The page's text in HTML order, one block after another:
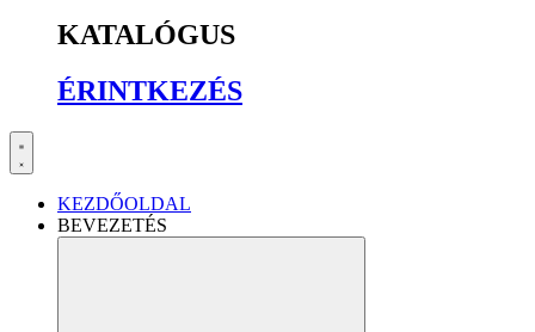
KATALÓGUS
ÉRINTKEZÉS
KEZDŐOLDAL
BEVEZETÉS